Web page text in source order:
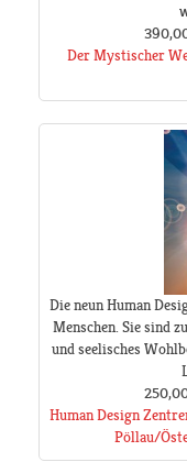
Der Mystischer
Die neun Human
Menschen. Sie sind
und seelisches
Human Design
Pöllau/